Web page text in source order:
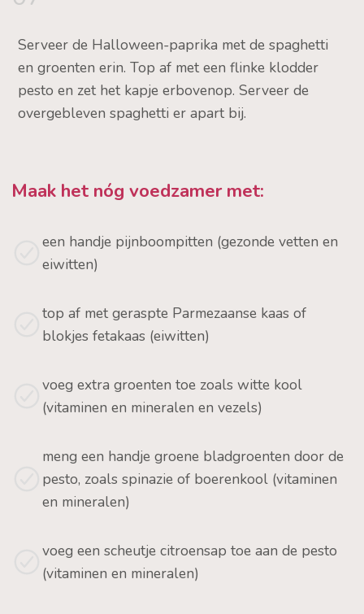
Serveer de Halloween-paprika met de spaghetti
en groenten erin. Top af met een flinke klodder
pesto en zet het kapje erbovenop. Serveer de
overgebleven spaghetti er apart bij.
Maak het nóg voedzamer met:
een handje pijnboompitten (gezonde vetten en
eiwitten)
top af met geraspte Parmezaanse kaas of
blokjes fetakaas (eiwitten)
voeg extra groenten toe zoals witte kool
(vitaminen en mineralen en vezels)
meng een handje groene bladgroenten door de
pesto, zoals spinazie of boerenkool (vitaminen
en mineralen)
voeg een scheutje citroensap toe aan de pesto
(vitaminen en mineralen)